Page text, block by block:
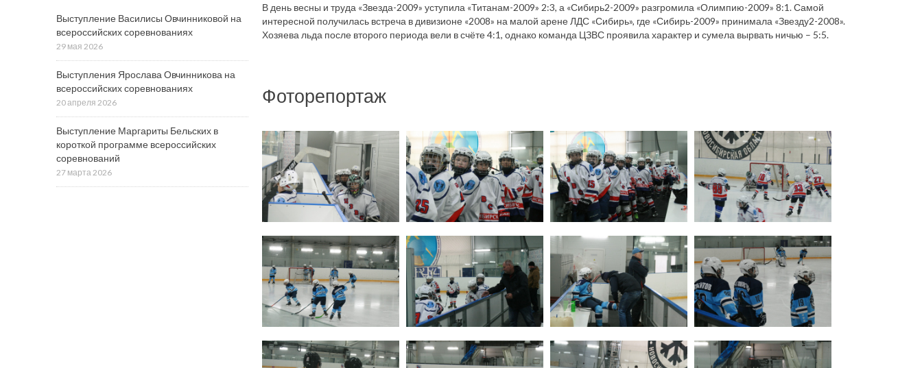
В день весны и труда «Звезда-2009» уступила «Титанам-2009» 2:3, а «Сибирь2-2009» разгромила «Олимпию-2009» 8:1. Самой
интересной получилась встреча в дивизионе «2008» на малой арене ЛДС «Сибирь», где «Сибирь-2009» принимала «Звезду2-2008».
Хозяева льда после второго периода вели в счёте 4:1, однако команда ЦЗВС проявила характер и сумела вырвать ничью – 5:5.
Фоторепортаж
Выступление Василисы Овчинниковой на
всероссийских соревнованиях
29 мая 2026
Выступления Ярослава Овчинникова на
всероссийских соревнованиях
20 апреля 2026
Выступление Маргариты Бельских в
короткой программе всероссийских
соревнований
27 марта 2026